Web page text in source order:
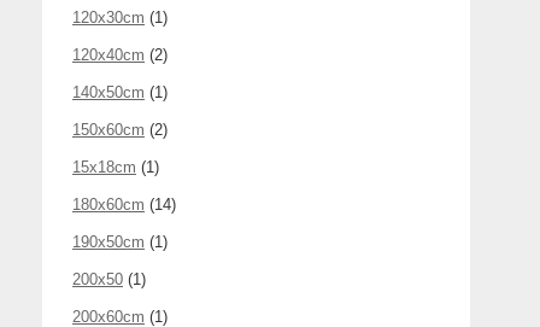
120x30cm (1)
120x40cm (2)
140x50cm (1)
150x60cm (2)
15x18cm (1)
180x60cm (14)
190x50cm (1)
200x50 (1)
200x60cm (1)